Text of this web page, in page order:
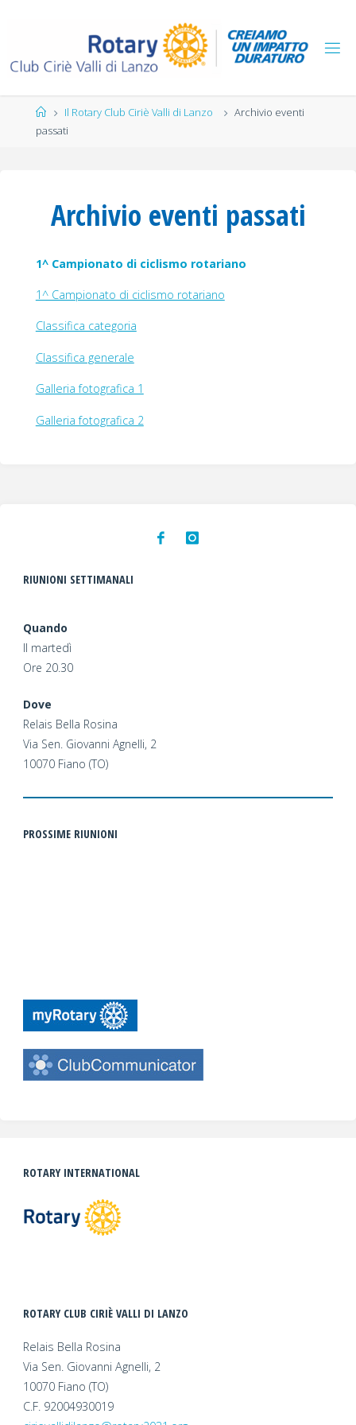
HomeIl Rotary Club Ciriè Valli di Lanzo
Archivio eventi
passati
Archivio eventi passati
1^ Campionato di ciclismo rotariano
1^ Campionato di ciclismo rotariano
Classifica categoria
Classifica generale
Galleria fotografica 1
Galleria fotografica 2
RIUNIONI SETTIMANALI
Quando
Il martedì
Ore 20.30
Dove
Relais Bella Rosina
Via Sen. Giovanni Agnelli, 2
10070 Fiano (TO)
PROSSIME RIUNIONI
ROTARY INTERNATIONAL
ROTARY CLUB CIRIÈ VALLI DI LANZO
Relais Bella Rosina
Via Sen. Giovanni Agnelli, 2
10070 Fiano (TO)
C.F. 92004930019